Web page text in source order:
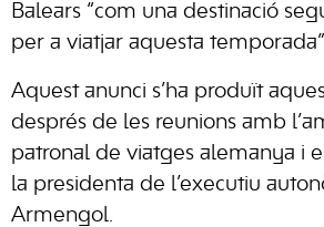
Balears “com una destinació
per a viatjar aquesta
Aquest anunci s’ha produït
després de les reunions amb
patronal de viatges alemanya i
la presidenta de l’executiu
Armengol.